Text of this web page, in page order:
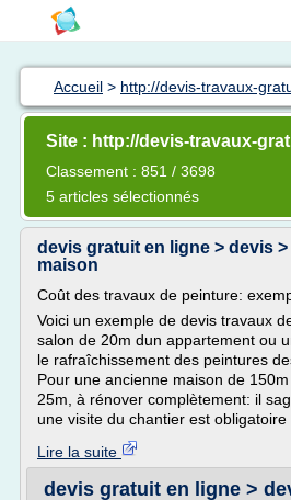
Accueil > http://devis-travaux-
Site : http://devis-travaux-
Classement : 851 / 3698
5 articles sélectionnés
devis gratuit en ligne > devis
maison
Coût des travaux de peinture:
Voici un exemple de devis travaux
salon de 20m dun appartement ou
le rafraîchissement des peintures
Pour une ancienne maison de
25m, à rénover complètement: il
une visite du chantier est obligatoire
Lire la suite
devis gratuit en ligne >